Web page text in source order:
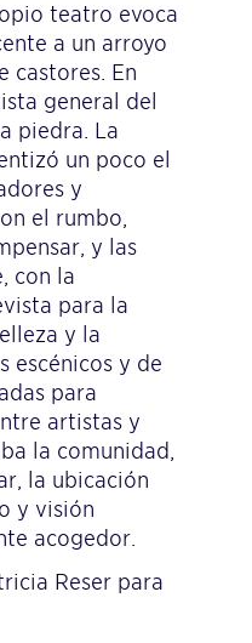
teatro evoca
a un arroyo
castores. En
general del
piedra. La
un poco el
y
el rumbo,
y las
con la
para la
y la
escénicos y de
para
artistas y
la comunidad,
la ubicación
y visión
acogedor.
Reser para